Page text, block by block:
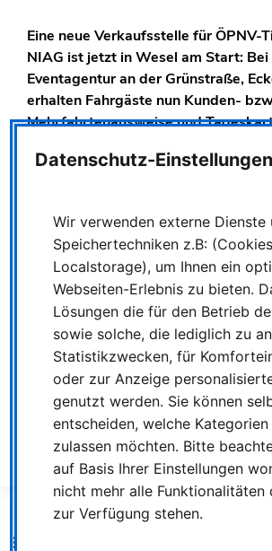
Eine neue Verkaufsstelle für ÖPNV-
NIAG ist jetzt in Wesel am Start:
Eventagentur an der Grünstraße,
erhalten Fahrgäste nun Kunden-
Mehrfahrtenausweise und
NRW.
in 46483 Wesel(Link zu Google
Öffnungszeiten sindMontag bis
undSamstag von 10 bis 20 Uhr.
erreichen Sie die Verkaufsstelle über
“Breiter Weg” mit den Linien 84, 85
Alle Verkaufsstellen der NIAG finden
Homepage.
ALLE MELDUNGEN
ÄLTERE MELDUNG
Datenschutz-Einstellungen
Wir verwenden externe Dienste
Speichertechniken z.B:
Localstorage), um Ihnen ein
Webseiten-Erlebnis zu bieten.
Lösungen die für den Betrieb
sowie solche, die lediglich zu
Statistikzwecken, für
oder zur Anzeige
genutzt werden. Sie können
entscheiden, welche Kategorien
zulassen möchten. Bitte
auf Basis Ihrer Einstellungen
nicht mehr alle Funktionalitäten
zur Verfügung stehen.